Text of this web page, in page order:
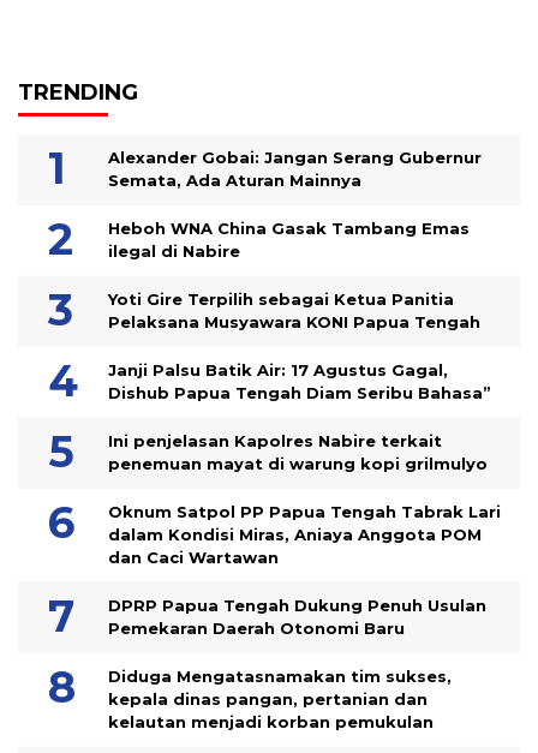
TRENDING
Alexander Gobai: Jangan Serang Gubernur
Semata, Ada Aturan Mainnya
Heboh WNA China Gasak Tambang Emas
ilegal di Nabire
Yoti Gire Terpilih sebagai Ketua Panitia
Pelaksana Musyawara KONI Papua Tengah
Janji Palsu Batik Air: 17 Agustus Gagal,
Dishub Papua Tengah Diam Seribu Bahasa”
Ini penjelasan Kapolres Nabire terkait
penemuan mayat di warung kopi grilmulyo
Oknum Satpol PP Papua Tengah Tabrak Lari
dalam Kondisi Miras, Aniaya Anggota POM
dan Caci Wartawan
DPRP Papua Tengah Dukung Penuh Usulan
Pemekaran Daerah Otonomi Baru
Diduga Mengatasnamakan tim sukses,
kepala dinas pangan, pertanian dan
kelautan menjadi korban pemukulan